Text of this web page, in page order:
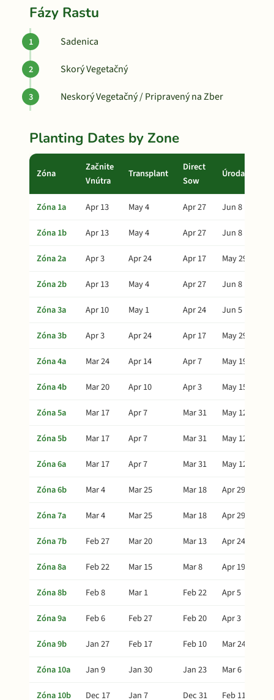
Fázy Rastu
Sadenica
Skorý Vegetačný
Neskorý Vegetačný / Pripravený na Zber
Planting Dates by Zone
Zóna
Začnite
Vnútra
Transplant
Direct
Sow
Úroda
Zóna 1a Apr 13 May 4 Apr 27
Jun 8
Zóna 1b
Apr 13 May 4 Apr 27
Jun 8
Zóna 2a
Apr 3 Apr 24 Apr 17
May 29
Zóna 2b
Apr 13 May 4 Apr 27
Jun 8
Zóna 3a
Apr 10 May 1 Apr 24
Jun 5
Zóna 3b
Apr 3 Apr 24 Apr 17
May 29
Zóna 4a
Mar 24 Apr 14 Apr 7
May 19
Zóna 4b
Mar 20 Apr 10 Apr 3
May 15
Zóna 5a
Mar 17 Apr 7 Mar 31
May 12
Zóna 5b
Mar 17 Apr 7 Mar 31
May 12
Zóna 6a
Mar 17 Apr 7 Mar 31
May 12
Zóna 6b
Mar 4 Mar 25 Mar 18
Apr 29
Zóna 7a
Mar 4 Mar 25 Mar 18
Apr 29
Zóna 7b
Feb 27 Mar 20 Mar 13
Apr 24
Zóna 8a
Feb 22 Mar 15 Mar 8
Apr 19
Zóna 8b
Feb 8 Mar 1 Feb 22
Apr 5
Zóna 9a
Feb 6 Feb 27 Feb 20
Apr 3
Zóna 9b
Jan 27 Feb 17 Feb 10
Mar 24
Zóna 10a
Jan 9 Jan 30 Jan 23
Mar 6
Zóna 10b
Dec 17 Jan 7 Dec 31 Feb 11